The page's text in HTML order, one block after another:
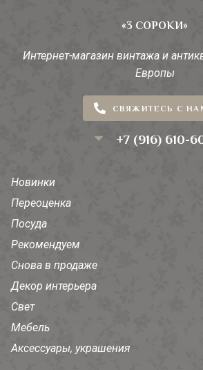
«3 СОРОКИ»
Интернет-магазин винтажа и
Европы
СВЯЖИТЕСЬ С
+7 (916) 610-
Новинки
Переоценка
Посуда
Рекомендуем
Снова в продаже
Декор интерьера
Свет
Мебель
Аксессуары, украшения